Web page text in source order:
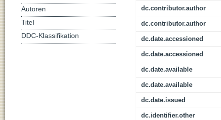
dc.contributor.author
dc.contributor.author
dc.date.accessioned
dc.date.accessioned
dc.date.available
dc.date.available
dc.date.issued
dc.identifier.other
Autoren
Titel
DDC-Klassifikation